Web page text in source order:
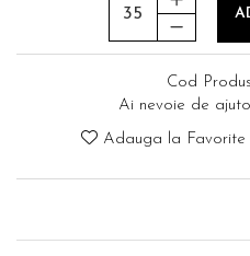
Cod
Ai nevoie de
Adauga la Favorite